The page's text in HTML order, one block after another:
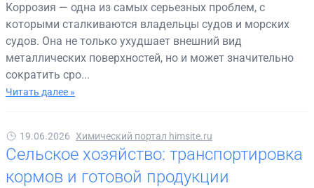
Коррозия — одна из самых серьезных проблем, с
которыми сталкиваются владельцы судов и морских
судов. Она не только ухудшает внешний вид
металлических поверхностей, но и может значительно
сократить сро...
Читать далее »
19.06.2026 Химический портал himsite.ru
Сельское хозяйство: транспортировка
кормов и готовой продукции